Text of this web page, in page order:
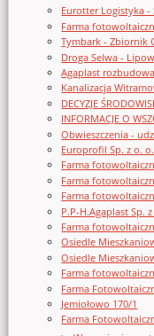
Eurotter Logistyka -
Farma
Tymbark - Zbiornik
Droga Selwa -
Agaplast rozbudowa
Kanalizacja
DECYZJE
INFORMACJE O
Obwieszczenia -
Europrofil Sp. z o.
Farma
Farma
Farma
P.P-H.Agaplast Sp.
Farma
Osiedle
Osiedle
Farma
Farma
Jemiołowo 170/1
Farma